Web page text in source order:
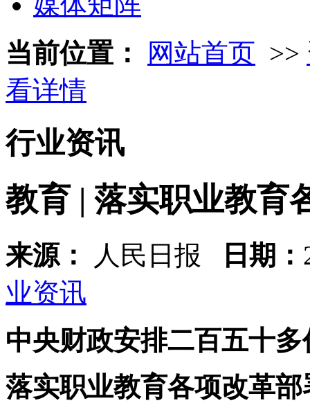
当前位置：
网站首页 >>
看详情
行业资讯
教育 | 落实职业教育
来源： 人民日报 日期：
业资讯
中央财政安排二百五十多
落实职业教育各项改革部